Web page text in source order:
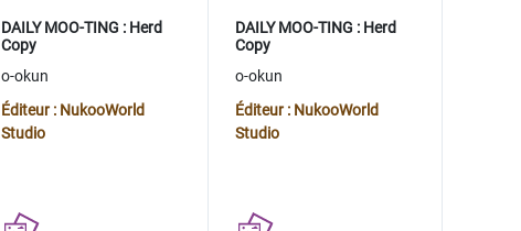
DAILY MOO-TING : Herd
Copy
o-okun
Éditeur : NukooWorld
Studio
DAILY MOO-TING : Herd
Copy
o-okun
Éditeur : NukooWorld
Studio